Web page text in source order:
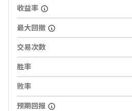
收益率
最大回撤
交易次数
胜率
败率
预期回报